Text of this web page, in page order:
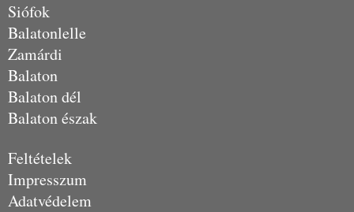
Siófok
Balatonlelle
Zamárdi
Balaton
Balaton dél
Balaton észak
Feltételek
Impresszum
Adatvédelem